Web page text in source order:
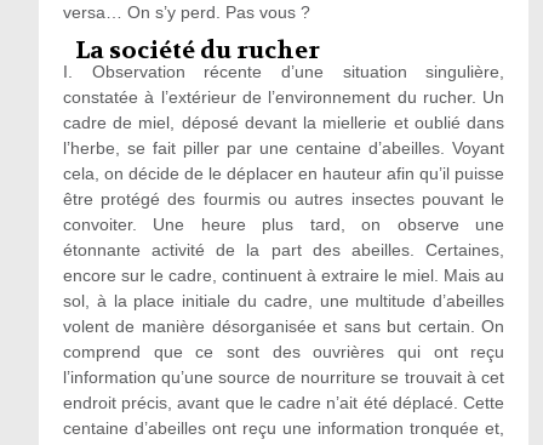
versa… On s’y perd. Pas vous ?
La société du rucher
I. Observation récente d’une situation singulière,
constatée à l’extérieur de l’environnement du rucher. Un
cadre de miel, déposé devant la miellerie et oublié dans
l’herbe, se fait piller par une centaine d’abeilles. Voyant
cela, on décide de le déplacer en hauteur afin qu’il puisse
être protégé des fourmis ou autres insectes pouvant le
convoiter. Une heure plus tard, on observe une
étonnante activité de la part des abeilles. Certaines,
encore sur le cadre, continuent à extraire le miel. Mais au
sol, à la place initiale du cadre, une multitude d’abeilles
volent de manière désorganisée et sans but certain. On
comprend que ce sont des ouvrières qui ont reçu
l’information qu’une source de nourriture se trouvait à cet
endroit précis, avant que le cadre n’ait été déplacé. Cette
centaine d’abeilles ont reçu une information tronquée et,